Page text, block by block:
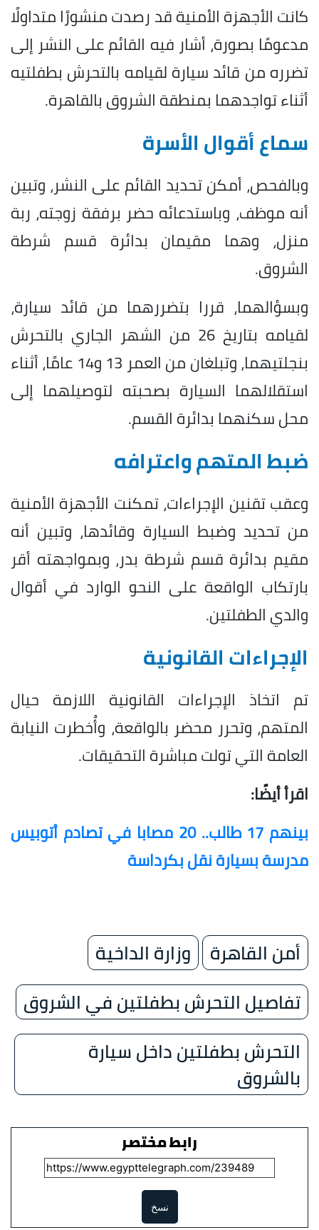
كانت الأجهزة الأمنية قد رصدت منشورًا متداولًا
مدعومًا بصورة، أشار فيه القائم على النشر إلى
تضرره من قائد سيارة لقيامه بالتحرش بطفلتيه
أثناء تواجدهما بمنطقة الشروق بالقاهرة.
سماع أقوال الأسرة
وبالفحص، أمكن تحديد القائم على النشر، وتبين
أنه موظف، وباستدعائه حضر برفقة زوجته، ربة
منزل، وهما مقيمان بدائرة قسم شرطة
الشروق.
وبسؤالهما، قررا بتضررهما من قائد سيارة،
لقيامه بتاريخ 26 من الشهر الجاري بالتحرش
بنجلتيهما، وتبلغان من العمر 13 و14 عامًا، أثناء
استقلالهما السيارة بصحبته لتوصيلهما إلى
محل سكنهما بدائرة القسم.
ضبط المتهم واعترافه
وعقب تقنين الإجراءات، تمكنت الأجهزة الأمنية
من تحديد وضبط السيارة وقائدها، وتبين أنه
مقيم بدائرة قسم شرطة بدر، وبمواجهته أقر
بارتكاب الواقعة على النحو الوارد في أقوال
والدي الطفلتين.
الإجراءات القانونية
تم اتخاذ الإجراءات القانونية اللازمة حيال
المتهم، وتحرر محضر بالواقعة، وأُخطرت النيابة
العامة التي تولت مباشرة التحقيقات.
اقرأ أيضًا:
بينهم 17 طالب.. 20 مصابا في تصادم أتوبيس
مدرسة بسيارة نقل بكرداسة
أمن القاهرة
وزارة الداخية
تفاصيل التحرش بطفلتين في الشروق
التحرش بطفلتين داخل سيارة
بالشروق
رابط مختصر
نسخ